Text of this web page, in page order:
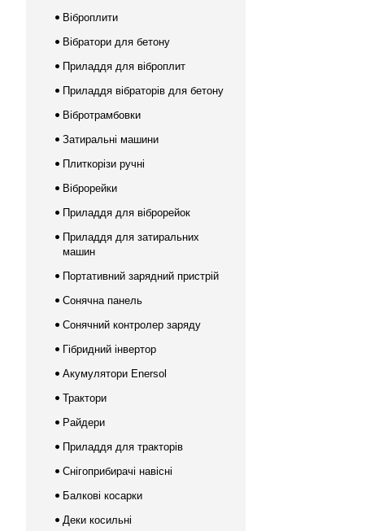
Віброплити
Вібратори для бетону
Приладдя для віброплит
Приладдя вібраторів для бетону
Вібротрамбовки
Затиральні машини
Плиткорізи ручні
Віброрейки
Приладдя для віброрейок
Приладдя для затиральних
машин
Портативний зарядний пристрій
Сонячна панель
Сонячний контролер заряду
Гібридний інвертор
Акумулятори Enersol
Трактори
Райдери
Приладдя для тракторів
Снігоприбирачі навісні
Балкові косарки
Деки косильні